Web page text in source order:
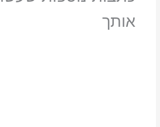
אותך